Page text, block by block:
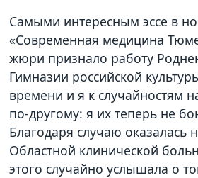
Самыми интересным эссе в
«Современная медицина
жюри признало работу
Гимназии российской
времени и я к случайностям
по-другому: я их теперь не
Благодаря случаю оказалась
Областной клинической
этого случайно услышала о